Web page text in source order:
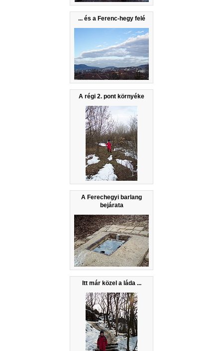
... és a Ferenc-hegy felé
A régi 2. pont környéke
A Ferechegyi barlang
bejárata
Itt már közel a láda ...